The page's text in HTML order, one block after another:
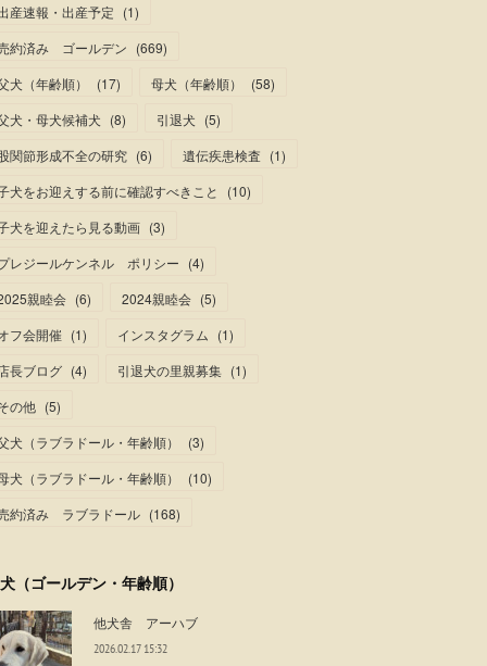
産速報・出産予定 (1)
約済み ゴールデン (669)
犬（年齢順）
(17) 母犬（年齢順） (58)
犬・母犬候補犬 (8) 引退犬 (5)
関節形成不全の研究 (6) 遺伝疾患検査 (1)
犬をお迎えする前に確認すべきこと
(10)
犬を迎えたら見る動画 (3)
レジールケンネル ポリシー (4)
親睦会 (6) 2024親睦会 (5)
フ会開催 (1) インスタグラム (1)
長ブログ (4) 引退犬の里親募集 (1)
の他 (5)
犬（ラブラドール・年齢順）
(3)
犬（ラブラドール・年齢順）
(10)
約済み ラブラドール (168)
（ゴールデン・年齢順）
他犬舎 アーハブ
2026.02.17 15:32